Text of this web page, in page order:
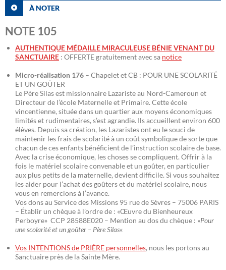
À NOTER
NOTE 105
AUTHENTIQUE MÉDAILLE MIRACULEUSE BÉNIE VENANT DU
SANCTUAIRE : OFFERTE gratuitement avec sa notice
Micro-réalisation 176 – Chapelet et CB : POUR UNE SCOLARITÉ
ET UN GOÛTER
Le Père Silas est missionnaire Lazariste au Nord-Cameroun et
Directeur de l’école Maternelle et Primaire. Cette école
vincentienne, située dans un quartier aux moyens économiques
limités et rudimentaires, s’est agrandie. Ils accueillent environ 600
élèves. Depuis sa création, les Lazaristes ont eu le souci de
maintenir les frais de scolarité à un coût symbolique de sorte que
chacun de ces enfants bénéficient de l’instruction scolaire de base.
Avec la crise économique, les choses se compliquent. Offrir à la
fois le matériel scolaire convenable et un goûter, en particulier
aux plus petits de la maternelle, devient difficile. Si vous souhaitez
les aider pour l’achat des goûters et du matériel scolaire, nous
vous en remercions à l’avance.
Vos dons au Service des Missions 95 rue de Sèvres – 75006 PARIS
– Établir un chèque à l’ordre de : «Œuvre du Bienheureux
Perboyre» CCP 28588E020 – Mention au dos du chèque : »Pour
une scolarité et un goûter – Père Silas«
Vos INTENTIONS de PRIÈRE personnelles, nous les portons au
Sanctuaire près de la Sainte Mère.